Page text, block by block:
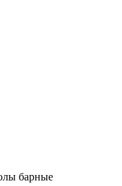
барные